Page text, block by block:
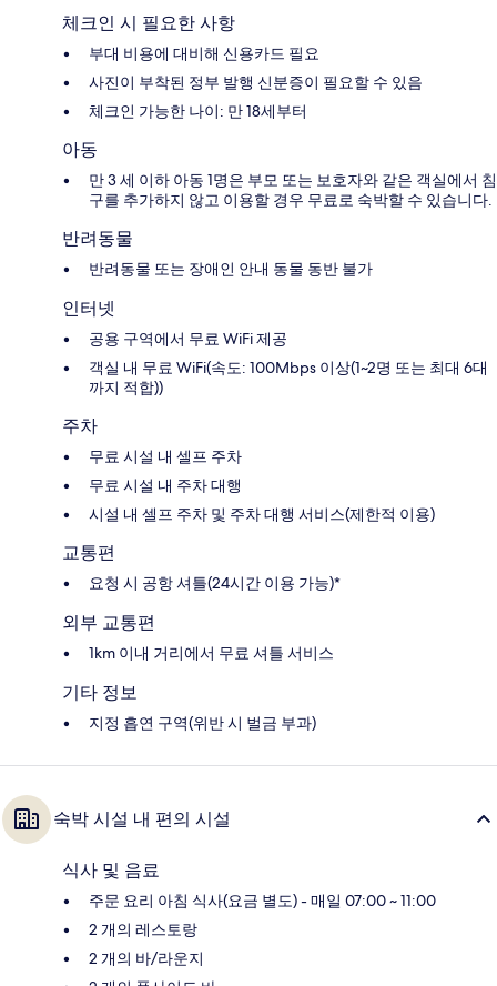
체크인 시 필요한 사항
부대 비용에 대비해 신용카드 필요
사진이 부착된 정부 발행 신분증이 필요할 수 있음
체크인 가능한 나이: 만 18세부터
아동
만 3 세 이하 아동 1명은 부모 또는 보호자와 같은 객실에서 침
구를 추가하지 않고 이용할 경우 무료로 숙박할 수 있습니다.
반려동물
반려동물 또는 장애인 안내 동물 동반 불가
인터넷
공용 구역에서 무료 WiFi 제공
객실 내 무료 WiFi(속도: 100Mbps 이상(1~2명 또는 최대 6대
까지 적합))
주차
무료 시설 내 셀프 주차
무료 시설 내 주차 대행
시설 내 셀프 주차 및 주차 대행 서비스(제한적 이용)
교통편
요청 시 공항 셔틀(24시간 이용 가능)*
외부 교통편
1km 이내 거리에서 무료 셔틀 서비스
기타 정보
지정 흡연 구역(위반 시 벌금 부과)
숙박 시설 내 편의 시설
식사 및 음료
주문 요리 아침 식사(요금 별도) - 매일 07:00 ~ 11:00
2 개의 레스토랑
2 개의 바/라운지